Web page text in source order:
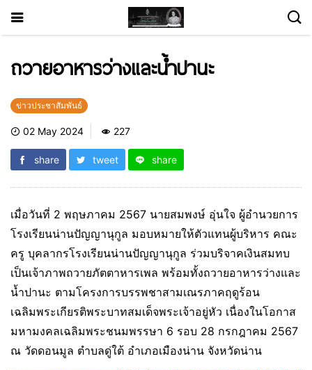
ถวายอาหารว่างและน้ำปานะ
ข่าวประชาสัมพันธ์
02 May 2024 227
share tweet share
เมื่อวันที่ 2 พฤษภาคม 2567 นายสมพงษ์ อุ่นใจ ผู้อำนวยการ
โรงเรียนน่านปัญญานุกูล มอบหมายให้ตัวแทนผู้บริหาร คณะ
ครู บุคลากรโรงเรียนน่านปัญญานุกูล ร่วมบริจาคเงินสมทบ
เป็นเจ้าภาพถวายภัตตาหารเพล พร้อมทั้งถวายอาหารว่างและ
น้ำปานะ ตามโครงการบรรพชาสามเณรภาคฤดูร้อน
เฉลิมพระเกียรติพระบาทสมเด็จพระเจ้าอยู่หัว เนื่องในโอกาส
มหามงคลเฉลิมพระชนมพรรษา 6 รอบ 28 กรกฎาคม 2567
ณ วัดดอนมูล ตำบลดู่ใต้ อำเภอเมืองน่าน จังหวัดน่าน